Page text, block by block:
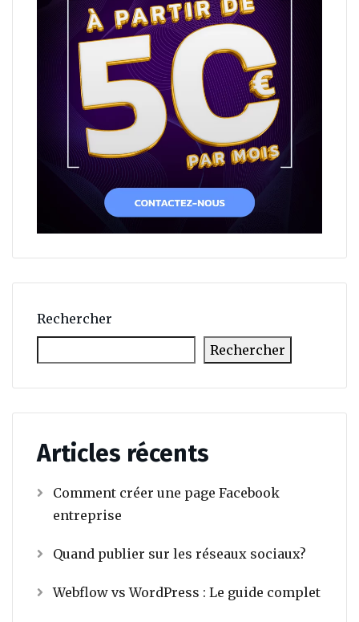
Rechercher
Rechercher
Articles récents
Comment créer une page Facebook
entreprise
Quand publier sur les réseaux sociaux?
Webflow vs WordPress : Le guide complet